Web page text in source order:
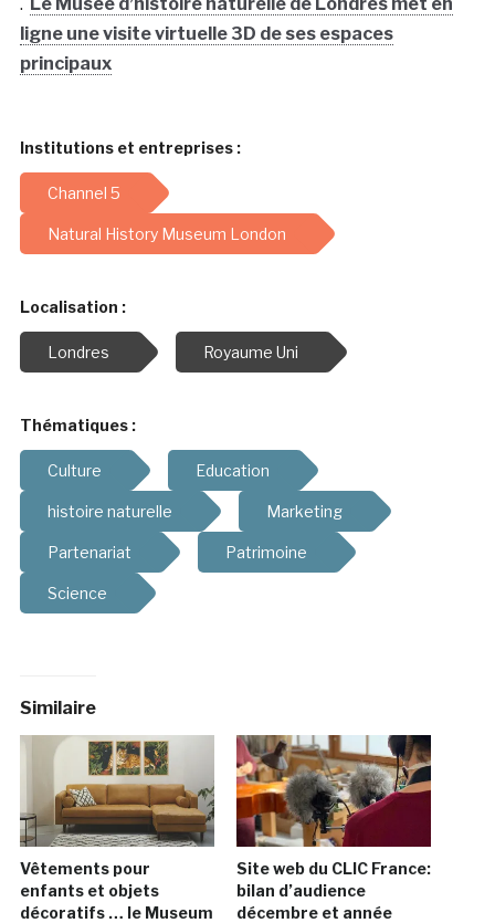
ligne une visite virtuelle 3D de ses espaces
principaux
Institutions et entreprises :
Channel 5
Natural History Museum London
Localisation :
Londres Royaume Uni
Thématiques :
Culture Education
histoire naturelle Marketing
Partenariat Patrimoine
Science
Similaire
Vêtements pour
enfants et objets
décoratifs … le Museum
Site web du CLIC France:
bilan d’audience
décembre et année